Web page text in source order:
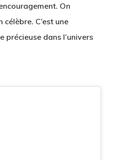
On
C’est une
précieuse dans l’univers